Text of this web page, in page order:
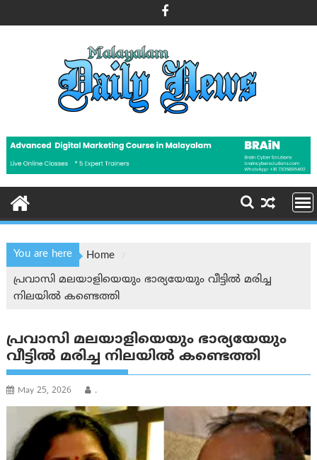
to
You are here
Home
പ്രവാസി മലയാളിയെയും ഭാര്യയേയും വീട്ടില്‍ മരിച്ച
നിലയില്‍ കണ്ടെത്തി
പ്രവാസി മലയാളിയെയും ഭാര്യയേയും
വീട്ടില്‍ മരിച്ച നിലയില്‍ കണ്ടെത്തി
May 25, 2026 .